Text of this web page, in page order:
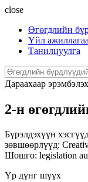
close
Өгөгдлийн
Үйл
Танилцуулга
Дараахаар эрэмбэлэх
2-н
Бүрэлдэхүүн
зөвшөөрлүүд:
Шошго: legislation
Үр дүнг шүүх